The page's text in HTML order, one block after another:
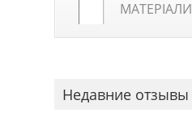
МАТЕРІАЛИ
Недавние отзывы